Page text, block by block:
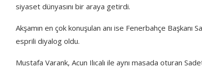
siyaset dünyasını bir araya getirdi.
Akşamın en çok konuşulan anı ise Fenerbahçe
esprili diyalog oldu.
Mustafa Varank, Acun Ilıcalı ile aynı masada oturan